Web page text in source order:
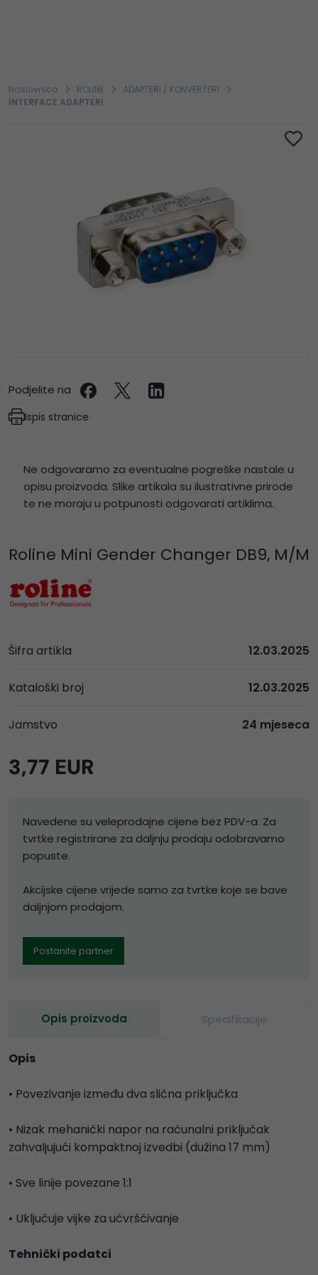
Naslovnica ROLINE
ADAPTERI / KONVERTERI
INTERFACE ADAPTERI
Podjelite na
Ispis stranice
Ne odgovaramo za eventualne pogreške nastale u
opisu proizvoda. Slike artikala su ilustrativne prirode
te ne moraju u potpunosti odgovarati artiklima.
Roline Mini Gender Changer DB9, M/M
Šifra artikla 12.03.2025
Kataloški broj 12.03.2025
Jamstvo 24 mjeseca
3,77 EUR
Navedene su veleprodajne cijene bez PDV-a. Za
tvrtke registrirane za daljnju prodaju odobravamo
popuste.
Akcijske cijene vrijede samo za tvrtke koje se bave
daljnjom prodajom.
Postanite partner
Opis proizvoda Specifikacije
Opis
• Povezivanje između dva slična priključka
• Nizak mehanički napor na računalni priključak
zahvaljujući kompaktnoj izvedbi (dužina 17 mm)
• Sve linije povezane 1:1
• Uključuje vijke za učvršćivanje
Tehnički podatci